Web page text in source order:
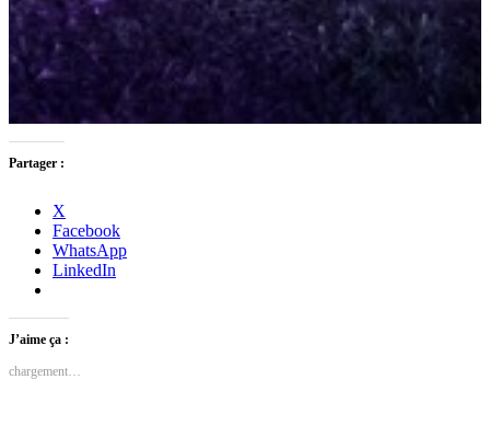
Partager :
X
Facebook
WhatsApp
LinkedIn
J’aime ça :
chargement…